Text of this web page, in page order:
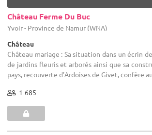
Château Ferme Du Buc
Yvoir - Province de Namur (WNA)
Château
Château mariage : Sa situation dans un écrin
de jardins fleuris et arborés ainsi que sa
pays, recouverte d’Ardoises de Givet, confère au
1-685